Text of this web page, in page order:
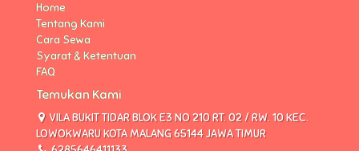
Home
Tentang Kami
Cara Sewa
Syarat & Ketentuan
FAQ
Temukan Kami
VILA BUKIT TIDAR BLOK E3 NO 210 RT. 02 / RW. 10 KEC.
LOWOKWARU KOTA MALANG 65144 JAWA TIMUR